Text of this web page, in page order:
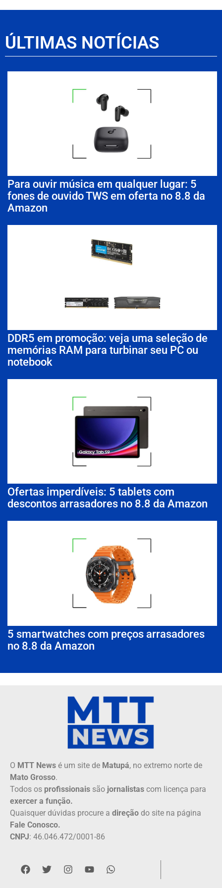
ÚLTIMAS NOTÍCIAS
Para ouvir música em qualquer lugar: 5
fones de ouvido TWS em oferta no 8.8 da
Amazon
DDR5 em promoção: veja uma seleção de
memórias RAM para turbinar seu PC ou
notebook
Ofertas imperdíveis: 5 tablets com
descontos arrasadores no 8.8 da Amazon
5 smartwatches com preços arrasadores
no 8.8 da Amazon
O MTT News é um site de Matupá, no extremo norte de
Mato Grosso.
Todos os profissionais são jornalistas com licença para
exercer a função.
Quaisquer dúvidas procure a direção do site na página
Fale Conosco.
CNPJ: 46.046.472/0001-86